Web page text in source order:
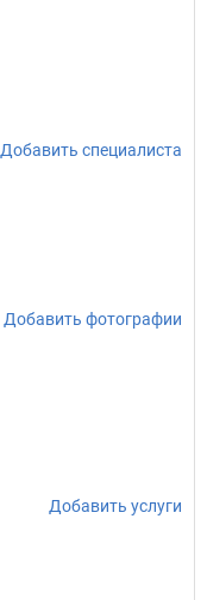
Добавить специалиста
Добавить фотографии
Добавить услуги